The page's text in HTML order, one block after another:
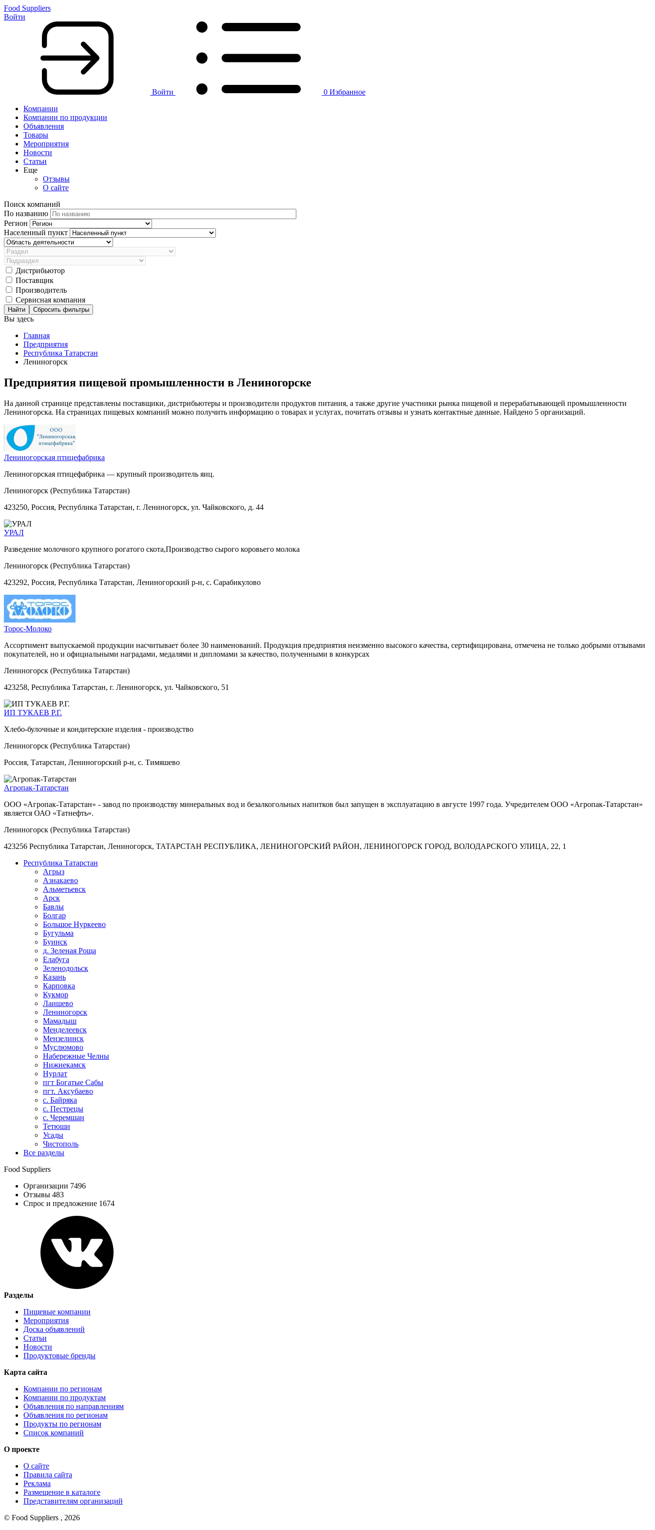
Food Suppliers
Войти
Войти 0 Избранное
Компании
Компании по продукции
Объявления
Товары
Мероприятия
Новости
Статьи
Еще
Отзывы
О сайте
Поиск компаний
По названию
Регион
Населенный пункт
Дистрибьютор
Поставщик
Производитель
Сервисная компания
Сбросить фильтры
Вы здесь
Главная
Предприятия
Республика Татарстан
Лениногорск
Предприятия пищевой промышленности в Лениногорске
На данной странице представлены поставщики, дистрибьютеры и производители продуктов питания, а также другие участники рынка пищевой и перерабатывающей промышленности
Лениногорска. На страницах пищевых компаний можно получить информацию о товарах и услугах, почитать отзывы и узнать контактные данные. Найдено 5 организаций.
Лениногорская птицефабрика
Лениногорская птицефабрика — крупный производитель яиц.
Лениногорск (Республика Татарстан)
423250, Россия, Республика Татарстан, г. Лениногорск, ул. Чайковского, д. 44
УРАЛ
Разведение молочного крупного рогатого скота,Производство сырого коровьего молока
Лениногорск (Республика Татарстан)
423292, Россия, Республика Татарстан, Лениногорский р-н, с. Сарабикулово
Торос-Молоко
Ассортимент выпускаемой продукции насчитывает более 30 наименований. Продукция предприятия неизменно высокого качества, сертифицирована, отмечена не только добрыми отзывами
покупателей, но и официальными наградами, медалями и дипломами за качество, полученными в конкурсах
Лениногорск (Республика Татарстан)
423258, Республика Татарстан, г. Лениногорск, ул. Чайковского, 51
ИП ТУКАЕВ Р.Г.
Хлебо-булочные и кондитерские изделия - производство
Лениногорск (Республика Татарстан)
Россия, Татарстан, Лениногорский р-н, с. Тимяшево
Агропак-Татарстан
ООО «Агропак-Татарстан» - завод по производству минеральных вод и безалкогольных напитков был запущен в эксплуатацию в августе 1997 года. Учредителем ООО «Агропак-Татарстан»
является ОАО «Татнефть».
Лениногорск (Республика Татарстан)
423256 Республика Татарстан, Лениногорск, ТАТАРСТАН РЕСПУБЛИКА, ЛЕНИНОГОРСКИЙ РАЙОН, ЛЕНИНОГОРСК ГОРОД, ВОЛОДАРСКОГО УЛИЦА, 22, 1
Республика Татарстан
Агрыз
Азнакаево
Альметьевск
Арск
Бавлы
Болгар
Большое Нуркеево
Бугульма
Буинск
д. Зеленая Роща
Елабуга
Зеленодольск
Казань
Карповка
Кукмор
Лаишево
Лениногорск
Мамадыш
Менделеевск
Мензелинск
Муслюмово
Набережные Челны
Нижнекамск
Нурлат
пгт Богатые Сабы
пгт. Аксубаево
с. Байряка
с. Пестрецы
с. Черемшан
Тетюши
Усады
Чистополь
Все разделы
Food Suppliers
Организации 7496
Отзывы 483
Спрос и предложение 1674
Разделы
Пищевые компании
Мероприятия
Доска объявлений
Статьи
Новости
Продуктовые бренды
Карта сайта
Компании по регионам
Компании по продуктам
Объявления по направлениям
Объявления по регионам
Продукты по регионам
Список компаний
О проекте
О сайте
Правила сайта
Реклама
Размещение в каталоге
Представителям организаций
© Food Suppliers , 2026